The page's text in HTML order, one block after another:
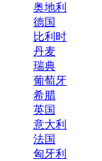
奥地利
德国
比利时
丹麦
瑞典
葡萄牙
希腊
英国
意大利
法国
匈牙利